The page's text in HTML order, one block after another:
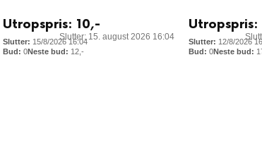
Slutter: 15. august 2026 16:04
Utropspris: 10,-
15/8/2026 16:04
0
12 ,-
Utropspris:
12/8/2026
0